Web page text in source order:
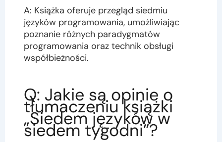
A: Książka oferuje przegląd siedmiu
języków programowania, umożliwiając
poznanie różnych paradygmatów
programowania oraz technik obsługi
współbieżności.
Q: Jakie są opinie o
tłumaczeniu książki
„Siedem języków w
siedem tygodni”?